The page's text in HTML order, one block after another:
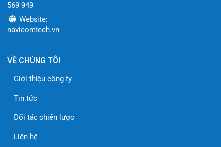
569 949
Website:
navicomtech.vn
VỀ CHÚNG TÔI
Giới thiệu công ty
Tin tức
Đối tác chiến lược
Liên hệ